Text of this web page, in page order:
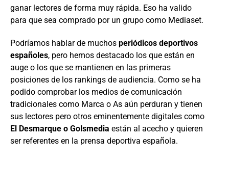
ganar lectores de forma muy rápida. Eso ha valido
para que sea comprado por un grupo como Mediaset.
Podríamos hablar de muchos periódicos deportivos
españoles, pero hemos destacado los que están en
auge o los que se mantienen en las primeras
posiciones de los rankings de audiencia. Como se ha
podido comprobar los medios de comunicación
tradicionales como Marca o As aún perduran y tienen
sus lectores pero otros eminentemente digitales como
El Desmarque o Golsmedia están al acecho y quieren
ser referentes en la prensa deportiva española.